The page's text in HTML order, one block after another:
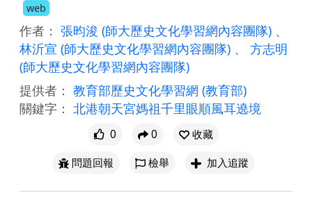
web
作者： 張昀浚 (師大歷史文化學習網內容團隊) 、
林沂宣 (師大歷史文化學習網內容團隊) 、 方志明
(師大歷史文化學習網內容團隊)
提供者： 教育部歷史文化學習網 (教育部)
關鍵字： 北港朝天宮媽祖千里眼順風耳遶境
0 0
收藏
問題回報
檢舉 加入追蹤